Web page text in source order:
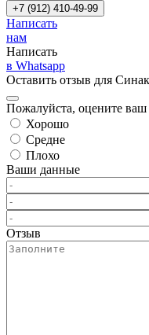
+7 (912) 410-49-99
Написать
нам
Написать
в Whatsapp
Оставить отзыв для
Пожалуйста, оцените
Хорошо
Средне
Плохо
Ваши данные
Отзыв